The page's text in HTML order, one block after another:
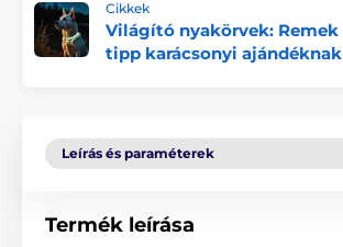
Cikkek
Világító nyakörvek: Remek
tipp karácsonyi ajándéknak
Leírás és paraméterek
Termék leírása